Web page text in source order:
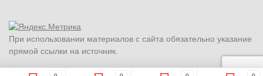
При использовании материалов с сайта обязательно указание
прямой ссылки на источник.